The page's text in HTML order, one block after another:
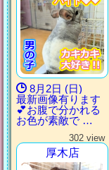
8月2日 (日)
最新画像有ります
💕お腹で分かれる
お色が素敵で …
302 view
厚木店